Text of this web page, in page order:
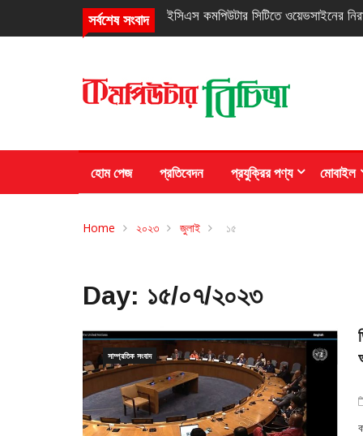
সর্বশেষ সংবাদ নিরবচ্ছিন্ন পাওয়ার নিশ্চিতে রিয়েলমির নতুন
হোম পেজ প্রতিবেদন প্রযুক্রির পণ্য মোবাইল
Home ২০২৩ জুলাই ১৫
Day: ১৫/০৭/২০২৩
সাম্প্রতিক সংবাদ